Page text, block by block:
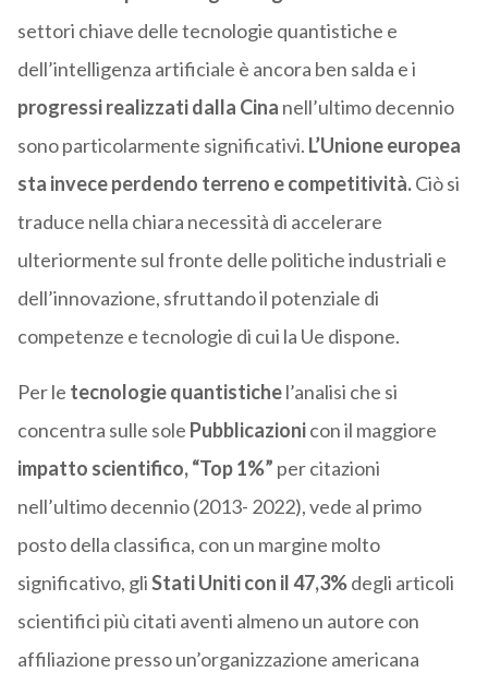
settori chiave delle tecnologie quantistiche e
dell’intelligenza artificiale è ancora ben salda e i
progressi realizzati dalla Cina nell’ultimo decennio
sono particolarmente significativi. L’Unione europea
sta invece perdendo terreno e competitività.Ciò si
traduce nella chiara necessità di accelerare
ulteriormente sul fronte delle politiche industriali e
dell’innovazione, sfruttando il potenziale di
competenze e tecnologie di cui la Ue dispone.
Per le tecnologie quantistichel’analisi che si
concentra sulle sole Pubblicazionicon il maggiore
impatto scientifico, “Top 1%” per citazioni
nell’ultimo decennio (2013- 2022), vede al primo
posto della classifica, con un margine molto
significativo, gliStati Uniti con il 47,3%degli articoli
scientifici più citati aventi almeno un autore con
affiliazione presso un’organizzazione americana